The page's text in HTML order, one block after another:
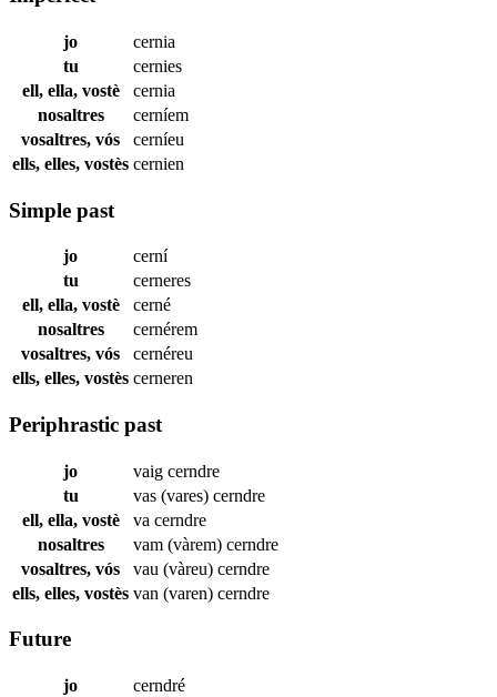
jo
cernia
tu
cernies
ell, ella, vostè
cernia
nosaltres
cerníem
vosaltres, vós
cerníeu
ells, elles, vostès cernien
Simple past
jo
cerní
tu
cerneres
ell, ella, vostè
cerné
nosaltres
cernérem
vosaltres, vós
cernéreu
ells, elles, vostès cerneren
Periphrastic past
jo vaig cerndre
tu
vas (vares) cerndre
ell, ella, vostè
va cerndre
nosaltres
vam (vàrem) cerndre
vosaltres, vós
vau (vàreu) cerndre
ells, elles, vostès van (varen) cerndre
Future
jo
cerndré